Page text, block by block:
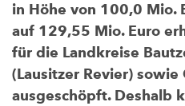
in Höhe von 100,0 Mio.
auf 129,55 Mio. Euro
für die Landkreise
(Lausitzer Revier)
ausgeschöpft. Deshalb